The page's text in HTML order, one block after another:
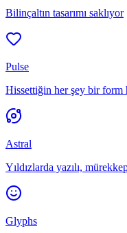
Bilinçaltın tasarımı saklıyor
Pulse
Hissettiğin her şey bir form
Astral
Yıldızlarda yazılı,
Glyphs